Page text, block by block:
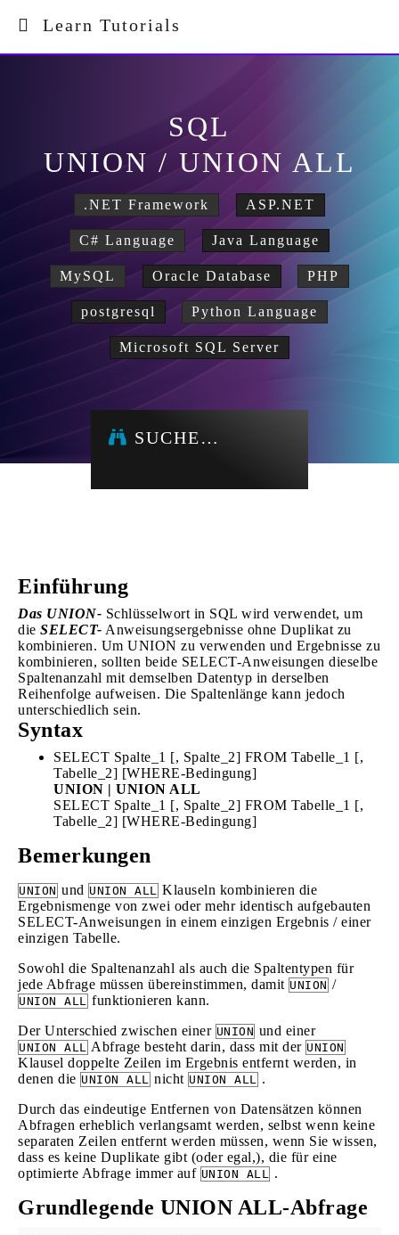
Learn Tutorials
SQL
UNION / UNION ALL
.NET Framework ASP.NET
C# Language Java Language
MySQL Oracle Database PHP
postgresql Python Language
Microsoft SQL Server
SUCHE…
Einführung
Das UNION- Schlüsselwort in SQL wird verwendet, um
die SELECT- Anweisungsergebnisse ohne Duplikat zu
kombinieren. Um UNION zu verwenden und Ergebnisse zu
kombinieren, sollten beide SELECT-Anweisungen dieselbe
Spaltenanzahl mit demselben Datentyp in derselben
Reihenfolge aufweisen. Die Spaltenlänge kann jedoch
unterschiedlich sein.
Syntax
SELECT Spalte_1 [, Spalte_2] FROM Tabelle_1 [,
Tabelle_2] [WHERE-Bedingung]
UNION | UNION ALL
SELECT Spalte_1 [, Spalte_2] FROM Tabelle_1 [,
Tabelle_2] [WHERE-Bedingung]
Bemerkungen
UNION und UNION ALL Klauseln kombinieren die
Ergebnismenge von zwei oder mehr identisch aufgebauten
SELECT-Anweisungen in einem einzigen Ergebnis / einer
einzigen Tabelle.
Sowohl die Spaltenanzahl als auch die Spaltentypen für
jede Abfrage müssen übereinstimmen, damit UNION /
UNION ALL funktionieren kann.
Der Unterschied zwischen einer UNION und einer
UNION ALL Abfrage besteht darin, dass mit der UNION
Klausel doppelte Zeilen im Ergebnis entfernt werden, in
denen die UNION ALL nicht UNION ALL .
Durch das eindeutige Entfernen von Datensätzen können
Abfragen erheblich verlangsamt werden, selbst wenn keine
separaten Zeilen entfernt werden müssen, wenn Sie wissen,
dass es keine Duplikate gibt (oder egal,), die für eine
optimierte Abfrage immer auf UNION ALL .
Grundlegende UNION ALL-Abfrage